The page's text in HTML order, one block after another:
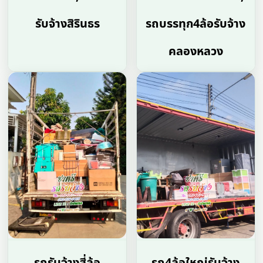
รับจ้างสิรินธร
รถบรรทุก4ล้อรับจ้าง
คลองหลวง